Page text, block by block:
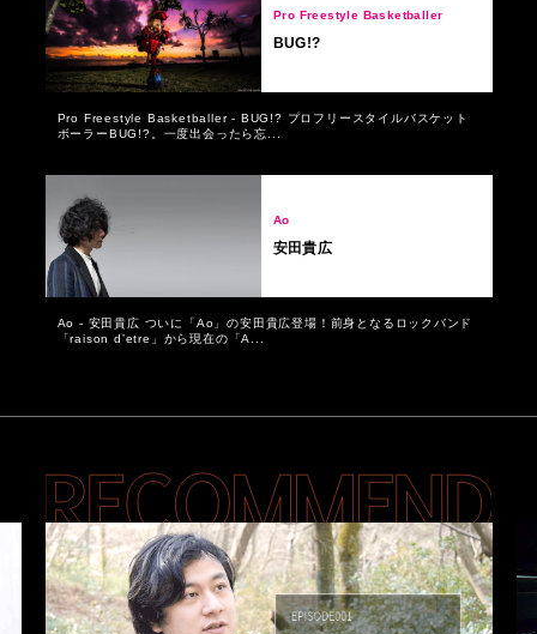
Pro Freestyle Basketballer
BUG!?
Pro Freestyle Basketballer - BUG!? プロフリースタイルバスケット
ボーラーBUG!?。一度出会ったら忘...
Ao
安田貴広
Ao - 安田貴広 ついに「Ao」の安田貴広登場！前身となるロックバンド
「raison d’etre」から現在の「A...